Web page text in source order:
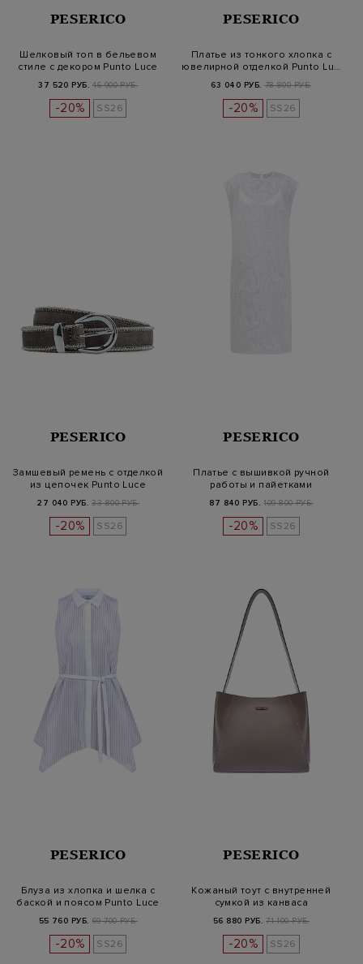
PESERICO
Шелковый топ в бельевом
стиле с декором Punto Luce
37 520 РУБ. 46 900 РУБ.
-20% SS26
PESERICO
Платье из тонкого хлопка с
ювелирной отделкой Punto Lu…
63 040 РУБ. 78 800 РУБ.
-20% SS26
PESERICO
Замшевый ремень с отделкой
из цепочек Punto Luce
27 040 РУБ. 33 800 РУБ.
-20% SS26
PESERICO
Платье с вышивкой ручной
работы и пайетками
87 840 РУБ. 109 800 РУБ.
-20% SS26
PESERICO
Блуза из хлопка и шелка с
баской и поясом Punto Luce
55 760 РУБ. 69 700 РУБ.
-20% SS26
PESERICO
Кожаный тоут с внутренней
сумкой из канваса
56 880 РУБ. 71 100 РУБ.
-20% SS26